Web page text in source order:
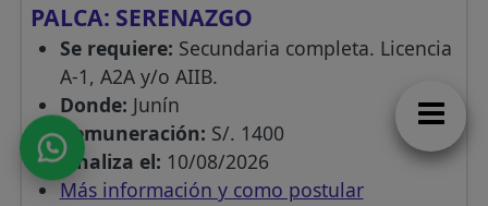
PALCA: SERENAZGO
Se requiere: Secundaria completa. Licencia
A-1, A2A y/o AIIB.
Donde: Junín
Remuneración: S/. 1400
Finaliza el: 10/08/2026
Más información y como postular